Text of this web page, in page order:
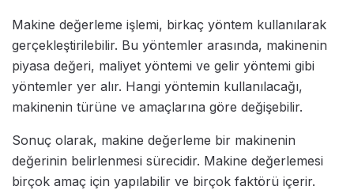
Makine değerleme işlemi, birkaç yöntem kullanılarak
gerçekleştirilebilir. Bu yöntemler arasında, makinenin
piyasa değeri, maliyet yöntemi ve gelir yöntemi gibi
yöntemler yer alır. Hangi yöntemin kullanılacağı,
makinenin türüne ve amaçlarına göre değişebilir.
Sonuç olarak, makine değerleme bir makinenin
değerinin belirlenmesi sürecidir. Makine değerlemesi
birçok amaç için yapılabilir ve birçok faktörü içerir.